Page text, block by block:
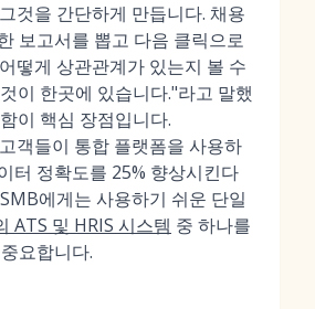
것을 간단하게 만듭니다. 채용
보고서를 뽑고 다음 클릭으로
떻게 상관관계가 있는지 볼 수
이 한곳에 있습니다."라고 말했
이 핵심 장점입니다.
객들이 통합 플랫폼을 사용하
터 정확도를 25% 향상시킨다
에게는 사용하기 쉬운 단일
ATS 및 HRIS 시스템 중 하나를
요합니다.